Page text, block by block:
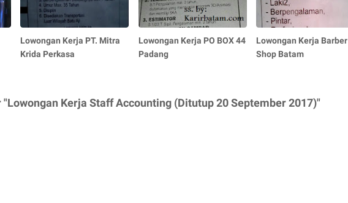
Lowongan Kerja PT. Mitra
Krida Perkasa
Lowongan Kerja PO BOX 44
Padang
Lowongan Kerja Barber
Shop Batam
Kerja Staff Accounting (Ditutup 20 September 2017)"